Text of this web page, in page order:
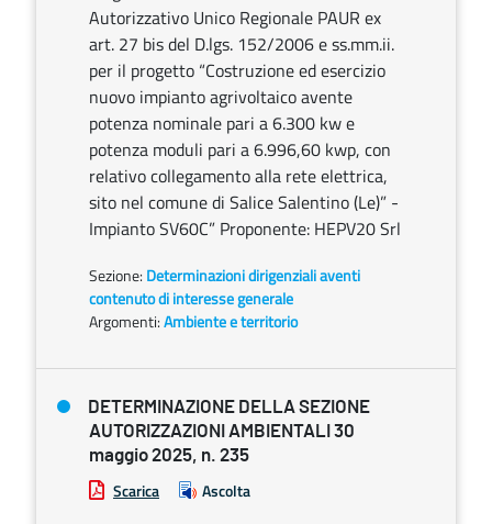
Autorizzativo Unico Regionale PAUR ex
art. 27 bis del D.lgs. 152/2006 e ss.mm.ii.
per il progetto “Costruzione ed esercizio
nuovo impianto agrivoltaico avente
potenza nominale pari a 6.300 kw e
potenza moduli pari a 6.996,60 kwp, con
relativo collegamento alla rete elettrica,
sito nel comune di Salice Salentino (Le)” -
Impianto SV60C” Proponente: HEPV20 Srl
Sezione: Determinazioni dirigenziali aventi
contenuto di interesse generale
Argomenti:Ambiente e territorio
DETERMINAZIONE DELLA SEZIONE
AUTORIZZAZIONI AMBIENTALI 30
maggio 2025, n. 235
Scarica Ascolta